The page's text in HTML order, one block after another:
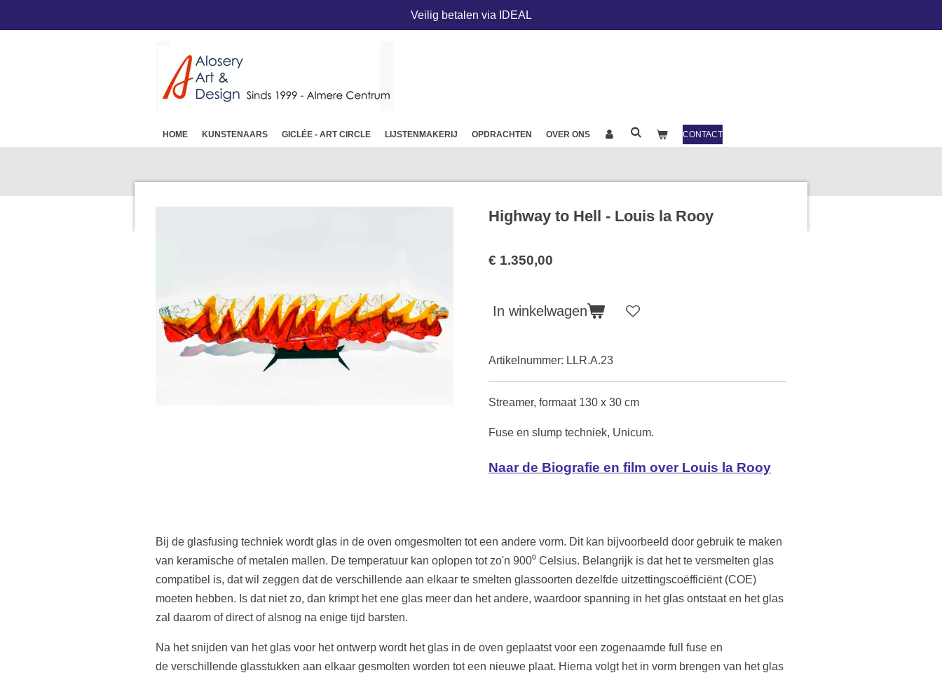
Veilig betalen via IDEAL
HOME KUNSTENAARS GICLÉE - ART CIRCLE LIJSTENMAKERIJ OPDRACHTEN OVER ONS CONTACT
Highway to Hell - Louis la Rooy
€ 1.350,00
In winkelwagen
Artikelnummer: LLR.A.23
Streamer, formaat 130 x 30 cm
Fuse en slump techniek, Unicum.
Naar de Biografie en film over Louis la Rooy
Bij de glasfusing techniek wordt glas in de oven omgesmolten tot een andere vorm. Dit kan bijvoorbeeld door gebruik te maken
van keramische of metalen mallen. De temperatuur kan oplopen tot zo'n 900⁰ Celsius. Belangrijk is dat het te versmelten glas
compatibel is, dat wil zeggen dat de verschillende aan elkaar te smelten glassoorten dezelfde uitzettingscoëfficiënt (COE)
moeten hebben. Is dat niet zo, dan krimpt het ene glas meer dan het andere, waardoor spanning in het glas ontstaat en het glas
zal daarom of direct of alsnog na enige tijd barsten.
Na het snijden van het glas voor het ontwerp wordt het glas in de oven geplaatst voor een zogenaamde full fuse en
de verschillende glasstukken aan elkaar gesmolten worden tot een nieuwe plaat. Hierna volgt het in vorm brengen van het glas